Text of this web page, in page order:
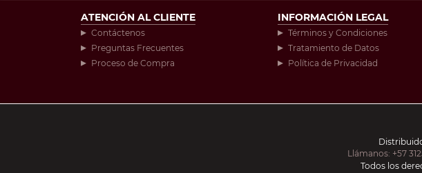
ATENCIÓN AL CLIENTE
Contáctenos
Preguntas Frecuentes
Proceso de Compra
INFORMACIÓN LEGAL
Términos y Condiciones
Tratamiento de Datos
Política de Privacidad
Llámanos: +57
Todos los